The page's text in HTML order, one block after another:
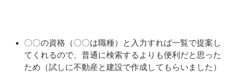
〇〇の資格（〇〇は職種）と入力すれば一覧で提案し
てくれるので、普通に検索するよりも便利だと思った
ため（試しに不動産と建設で作成してもらいました）